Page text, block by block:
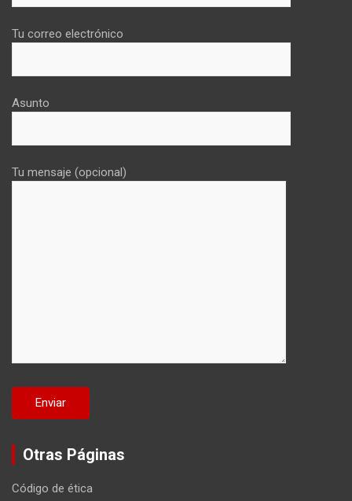
Tu correo electrónico
Asunto
Tu mensaje (opcional)
Otras Páginas
Código de ética